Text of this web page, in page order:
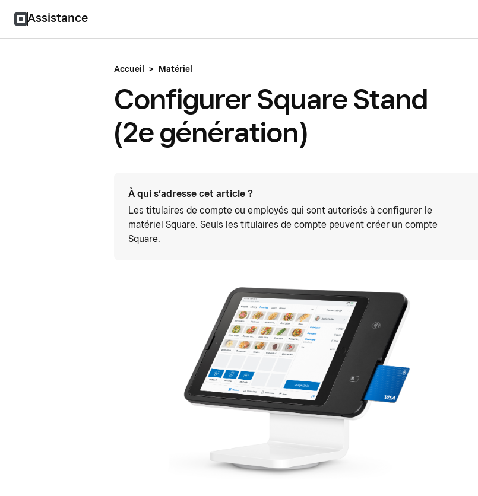
Assistance
Accueil > Matériel
Configurer Square Stand
(2e génération)
À qui s’adresse cet article ?
Les titulaires de compte ou employés qui sont autorisés à configurer le
matériel Square. Seuls les titulaires de compte peuvent créer un compte
Square.